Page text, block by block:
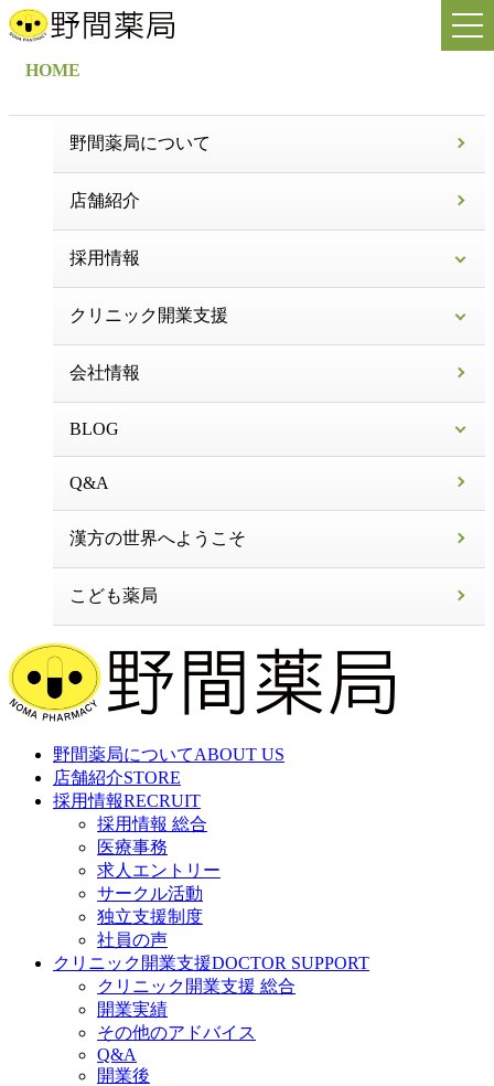
HOME
野間薬局について
店舗紹介
採用情報
クリニック開業支援
会社情報
BLOG
Q&A
漢方の世界へようこそ
こども薬局
野間薬局についてABOUT US
店舗紹介STORE
採用情報RECRUIT
採用情報 総合
医療事務
求人エントリー
サークル活動
独立支援制度
社員の声
クリニック開業支援DOCTOR SUPPORT
クリニック開業支援 総合
開業実績
その他のアドバイス
Q&A
開業後